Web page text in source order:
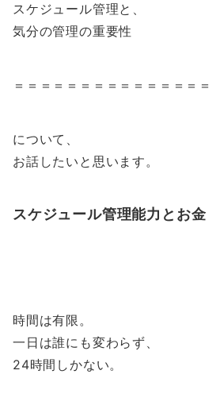
スケジュール管理と、
気分の管理の重要性
＝＝＝＝＝＝＝＝＝＝＝＝＝＝＝
について、
お話したいと思います。
スケジュール管理能力とお金
時間は有限。
一日は誰にも変わらず、
24時間しかない。